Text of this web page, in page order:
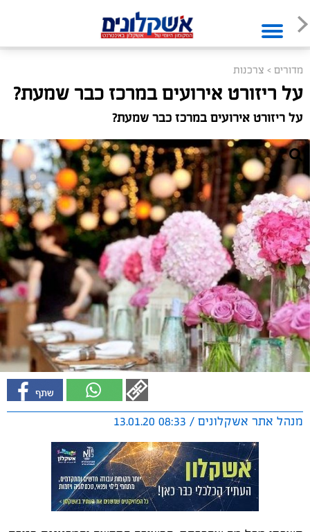
מדורים > צרכנות
על ריזורט אירועים במרכז כבר שמעת?
על ריזורט אירועים במרכז כבר שמעת?
מנהל אתר אשקלונים / 08:33 13.01.20